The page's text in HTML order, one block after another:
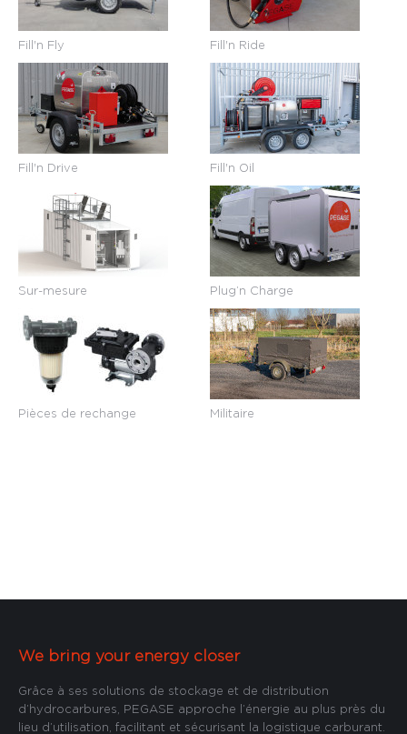
Fill'n Fly
Fill'n Drive
Sur-mesure
Pièces de rechange
Fill'n Ride
Fill'n Oil
Plug’n Charge
Militaire
We bring your energy closer
Grâce à ses solutions de stockage et de distribution
d’hydrocarbures, PEGASE approche l’énergie au plus près du
lieu d’utilisation, facilitant et sécurisant la logistique carburant.